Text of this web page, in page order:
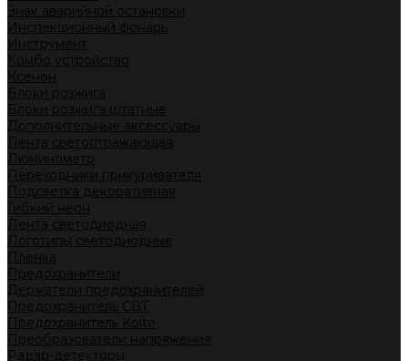
Знак аварийной остановки
Инспекционный фонарь
Инструмент
Комбо устройство
Ксенон
Блоки розжига
Блоки розжига штатные
Дополнительные аксессуары
Лента светоотражающая
Люминометр
Переходники прикуривателя
Подсветка декоративная
Гибкий неон
Лента светодиодная
Логотипы светодиодные
Пленка
Предохранители
Держатели предохранителей
Предохранитель CBT
Предохранитель Koito
Преобразователи напряжения
Радар-детекторы